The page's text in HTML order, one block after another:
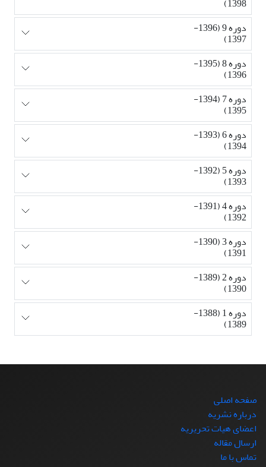
دوره 9 (1396-
1397)
دوره 8 (1395-
1396)
دوره 7 (1394-
1395)
دوره 6 (1393-
1394)
دوره 5 (1392-
1393)
دوره 4 (1391-
1392)
دوره 3 (1390-
1391)
دوره 2 (1389-
1390)
دوره 1 (1388-
1389)
صفحه اصلی
درباره نشریه
اعضای هیات تحریریه
ارسال مقاله
تماس با ما